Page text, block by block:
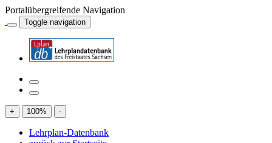
Portalübergreifende Navigation
Toggle navigation
+ 100% -
Lehrplan-Datenbank